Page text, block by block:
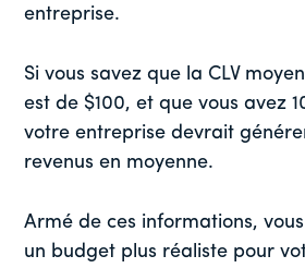
entreprise.
Si vous savez que la CLV
est de $100, et que vous avez
votre entreprise devrait
revenus en moyenne.
Armé de ces informations,
un budget plus réaliste pour